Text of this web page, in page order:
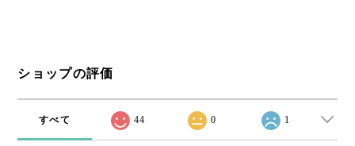
ショップの評価
すべて 44 0 1